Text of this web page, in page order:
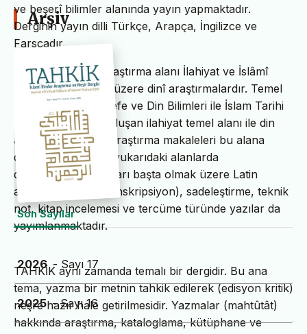
ve beşerî bilimler alanında yayın yapmaktadır.
Derginin yayın dilli Türkçe, Arapça, İngilizce ve
Farsçadır.
TAHKİK’in temel araştırma alanı İlahiyat ve İslâmî
ilimler başta olmak üzere dinî araştırmalardır. Temel
İslam Bilimleri, Felsefe ve Din Bilimleri ile İslam Tarihi
ve Sanatları’ndan oluşan ilahiyat temel alanı ile din
alanındaki bilimsel araştırma makaleleri bu alana
dâhildir. TAHKİK’te yukarıdaki alanlarda
değerlendirme yazıları başta olmak üzere Latin
alfabesine nakil (transkripsiyon), sadeleştirme, teknik
not, kitap incelemesi ve tercüme türünde yazılar da
yayımlanmaktadır.
TAHKİK aynı zamanda temalı bir dergidir. Bu ana
tema, yazma bir metnin tahkik edilerek (edisyon kritik)
neşre hazır hale getirilmesidir. Yazmalar (mahtûtât)
hakkında araştırma, kataloglama, kütüphane ve
Arşiv
Son Sayılar
2026 - Sayı 17
2025 - Sayı 16